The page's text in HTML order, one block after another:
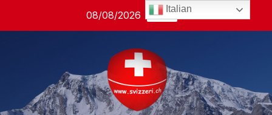
08/08/2026 04:57
Italian